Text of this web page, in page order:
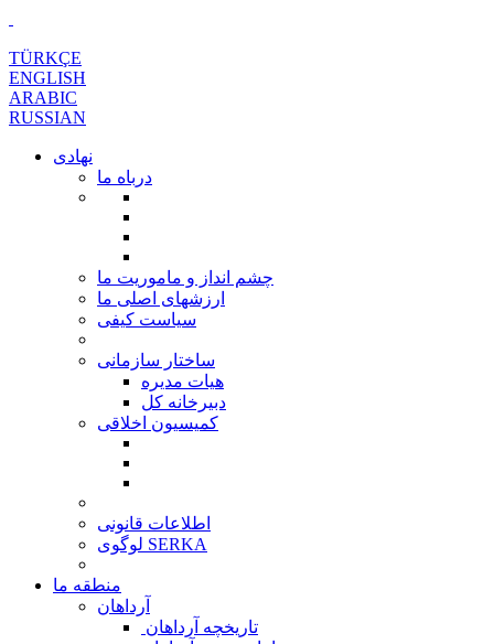
TÜRKÇE
ENGLISH
ARABIC
RUSSIAN
نهادی
درباه ما
چشم انداز و ماموریت ما
ارزشهای اصلی ما
سیاست کیفی
ساختار سازمانی
هیات مدیره
دبیرخانه کل
کمیسیون اخلاقی
اطلاعات قانونی
لوگوی SERKA
منطقه ما
آرداهان
تاریخچه آرداهان